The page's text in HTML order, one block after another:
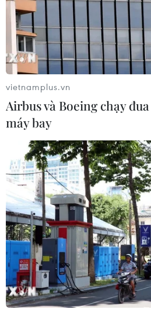
Thêm một doanh
Trung Quốc vỡ nợ
04/07/2022 09:52
Shimao Group cho biết công ty
của Trung Quốc này đã không
gốc và lãi trái phiếu với trị giá 1
vietnamplus.vn
Airbus và Boeing chạy
máy bay